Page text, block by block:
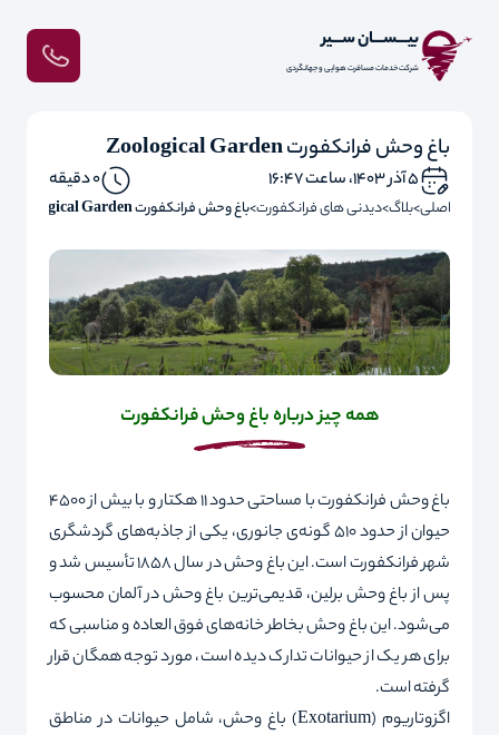
بیـــســـان ســـیر
شرکت خدمات مسافرت هوایی و جهانگردی
باغ وحش فرانکفورت Zoological Garden
۵ آذر ۱۴۰۳، ساعت ۱۶:۴۷ 0 دقیقه
صفحه اصلی بلاگ دیدنی های فرانکفورت باغ وحش فرانکفورت Zoological Garden
همه چیز درباره باغ وحش فرانکفورت
باغ وحش فرانکفورت با مساحتی حدود 11 هکتار و با بیش از 4500
حیوان از حدود 510 گونه‌ی جانوری، یکی از جاذبه‌های گردشگری
شهر فرانکفورت است. این باغ وحش در سال 1858 تأسیس شد و
پس از باغ وحش برلین، قدیمی‌ترین باغ وحش در آلمان محسوب
می‌شود. این باغ وحش بخاطر خانه‌های فوق العاده و مناسبی که
برای هر یک از حیوانات تدارک دیده است، مورد توجه همگان قرار
گرفته است.
اگزوتاریوم (Exotarium) باغ وحش، شامل حیوانات در مناطق